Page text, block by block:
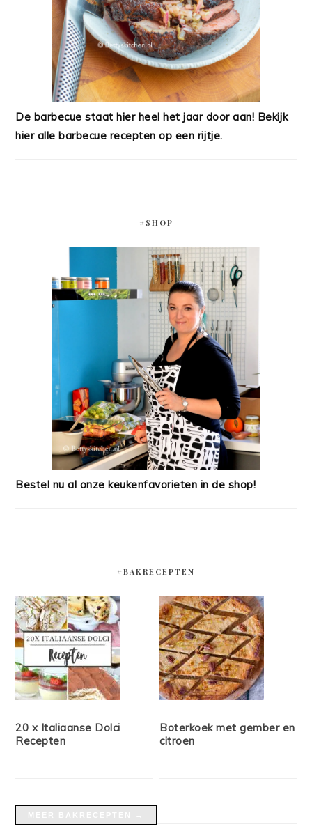
De barbecue staat hier heel het jaar door aan! Bekijk
hier alle barbecue recepten op een rijtje.
#SHOP
Bestel nu al onze keukenfavorieten in de shop!
#BAKRECEPTEN
20 x Italiaanse Dolci
Recepten
Boterkoek met gember en
citroen